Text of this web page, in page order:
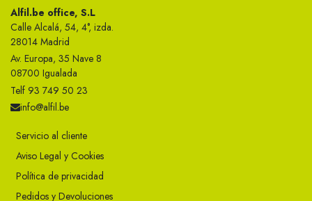
Alfil.be office, S.L
Calle Alcalá, 54, 4°, izda.
28014 Madrid
Av. Europa, 35 Nave 8
08700 Igualada
Telf 93 749 50 23
info@alfil.be
Servicio al cliente
Aviso Legal y Cookies
Política de privacidad
Pedidos y Devoluciones